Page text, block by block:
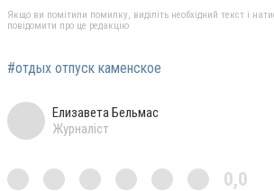
Якщо ви помітили помилку, виділіть необхідний текст і
повідомити про це редакцію
#отдых отпуск каменское
Елизавета Бельмас
Журналіст
0,0